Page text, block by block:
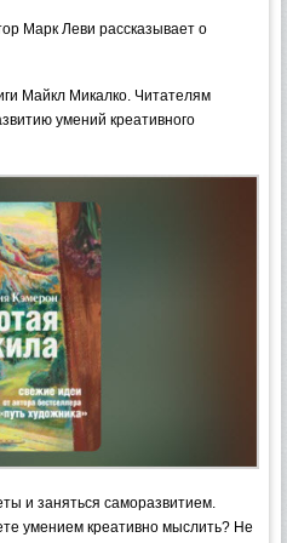
Марк Леви рассказывает о
Майкл Микалко. Читателям
умений креативного
и заняться саморазвитием.
умением креативно мыслить? Не